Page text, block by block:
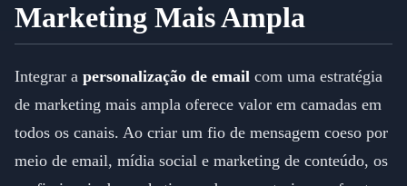
Marketing Mais Ampla
Integrar a personalização de email com uma estratégia
de marketing mais ampla oferece valor em camadas em
todos os canais. Ao criar um fio de mensagem coeso por
meio de email, mídia social e marketing de conteúdo, os